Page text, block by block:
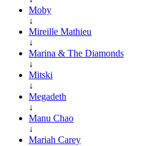
Moby
↓
Mireille Mathieu
↓
Marina & The Diamonds
↓
Mitski
↓
Megadeth
↓
Manu Chao
↓
Mariah Carey